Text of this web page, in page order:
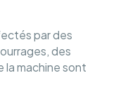
par des
des
la machine sont